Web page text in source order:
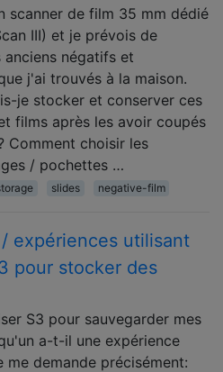
scanner de film 35 mm dédié
III) et je prévois de
anciens négatifs et
j'ai trouvés à la maison.
je stocker et conserver ces
films après les avoir coupés
Comment choisir les
/ pochettes …
slides negative-film
expériences utilisant
pour stocker des
S3 pour sauvegarder mes
a-t-il une expérience
me demande précisément: